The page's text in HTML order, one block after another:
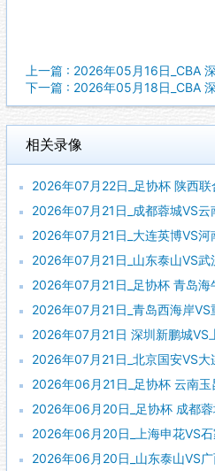
上一篇 : 2026年05月16日_CBA
下一篇 : 2026年05月18日_CBA
相关录像
2026年07月22日_足协杯 陕西联合VS兰州
2026年07月21日_成都蓉城VS云南玉昆
2026年07月21日_大连英博VS河南队 足
2026年07月21日_山东泰山VS武汉三镇
2026年07月21日_足协杯 青岛海牛VS上
2026年07月21日_青岛西海岸VS重庆铜梁
2026年07月21日 深圳新鹏城VS上海海
2026年07月21日_北京国安VS大连可为
2026年06月21日_足协杯 云南玉昆VS苏
2026年06月20日_足协杯 成都蓉城VS上
2026年06月20日_上海申花VS石家庄功夫
2026年06月20日_山东泰山VS广西恒宸